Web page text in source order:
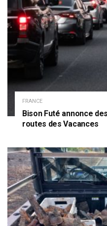
FRANCE
Bison Futé annonce
routes des Vacances